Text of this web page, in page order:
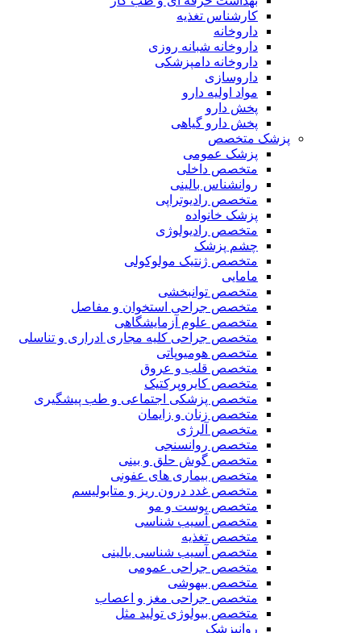
کارشناس تغذیه
داروخانه شبانه روزی
داروخانه دامپزشکی
داروسازی
مواد اولیه دارو
پخش دارو
پخش دارو گیاهی
پزشک متخصص
پزشک عمومی
متخصص داخلی
روانشناس بالینی
متخصص رادیوتراپی
پزشک خانواده
متخصص رادیولوژی
چشم پزشک
متخصص ژنتیک مولوکولی
متخصص توانبخشی
متخصص جراحی استخوان و مفاصل
متخصص علوم آزمایشگاهی
متخصص جراحی کلیه مجاری ادراری و تناسلی
متخصص هومیوپاتی
متخصص قلب و عروق
متخصص کایروپرکتیک
متخصص پزشکی اجتماعی و طب پیشگیری
متخصص زنان و زایمان
متخصص آلرژی
متخصص روانسنجی
متخصص گوش حلق و بینی
متخصص بیماری های عفونی
متخصص غدد درون ریز و متابولیسم
متخصص پوست و مو
متخصص آسیب شناسی
متخصص تغذیه
متخصص آسیب شناسی بالینی
متخصص جراحی عمومی
متخصص بیهوشی
متخصص جراحی مغز و اعصاب
متخصص بیولوژی تولید مثل
روانپزشک